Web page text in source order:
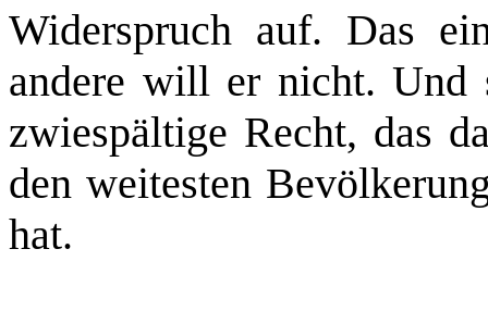
Widerspruch auf. Das
andere will er nicht. Und
zwiespältige Recht, das
den weitesten
hat.